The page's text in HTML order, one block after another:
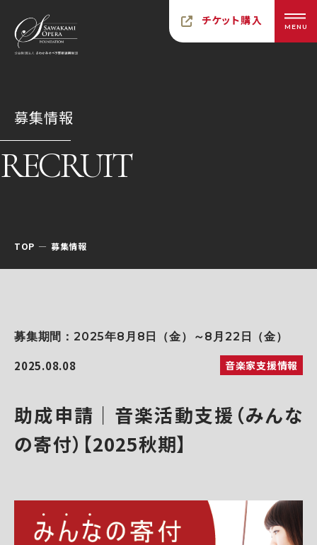
チケット購入 MENU
募集情報
RECRUIT
TOP 募集情報
募集期間：2025年8月8日（金）～8月22日（金）
2025.08.08 音楽家支援情報
助成申請｜音楽活動支援（みんな
の寄付）【2025秋期】